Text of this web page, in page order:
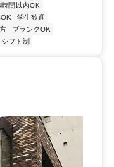
時間以内OK
学生歓迎
ブランクOK
シフト制